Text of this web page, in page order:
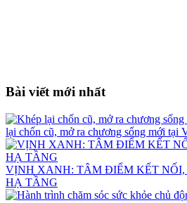
Bài viết mới nhất
lại chốn cũ, mở ra chương sống mới tại
VỊNH XANH: TÂM ĐIỂM KẾT
HẠ TẦNG